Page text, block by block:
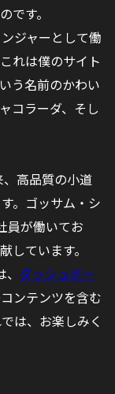
です。
ジャーとして働
れは僕のサイト
う名前のかわい
コラーダ、そし
高品質の小道
。ゴッサム・シ
員が働いてお
しています。
ダッシュボー
ンテンツを含む
は、お楽しみく